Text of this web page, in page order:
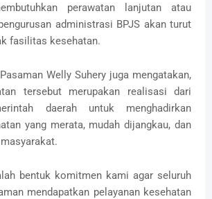
perawatan lanjutan atau
administrasi BPJS akan turut
fasilitas kesehatan.
Welly Suhery juga mengatakan,
tersebut merupakan realisasi dari
daerah untuk menghadirkan
yang merata, mudah dijangkau, dan
bentuk komitmen kami agar seluruh
mendapatkan pelayanan kesehatan